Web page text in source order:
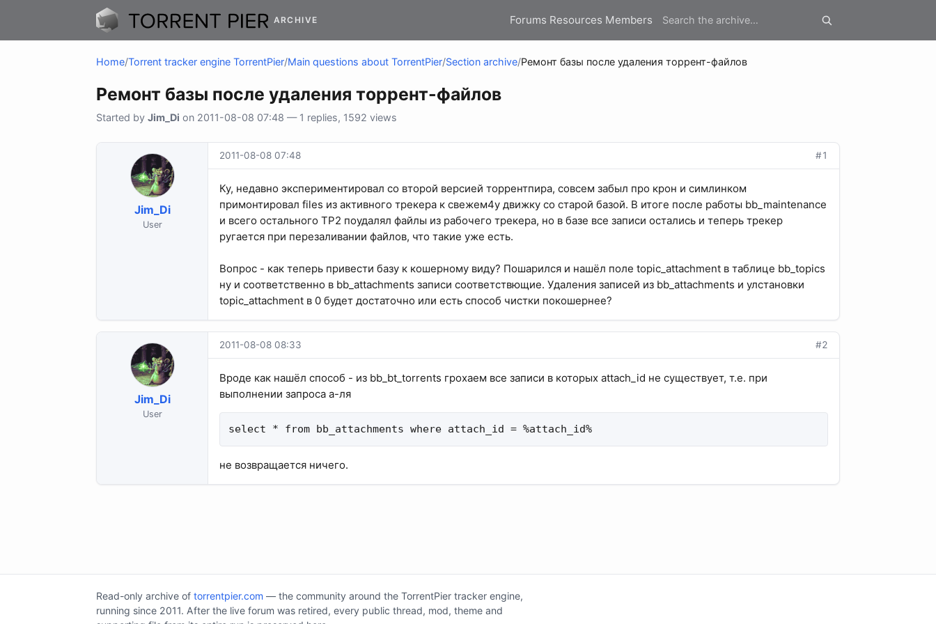
ARCHIVE Forums Resources Members
Home/Torrent tracker engine TorrentPier/Main questions about TorrentPier/Section archive/Ремонт базы после удаления торрент-файлов
Ремонт базы после удаления торрент-файлов
Started by Jim_Di on 2011-08-08 07:48 — 1 replies, 1592 views
Jim_Di
User
2011-08-08 07:48 #1
Ку, недавно экспериментировал со второй версией торрентпира, совсем забыл про крон и симлинком
примонтировал files из активного трекера к свежем4у движку со старой базой. В итоге после работы bb_maintenance
и всего остального TP2 поудалял файлы из рабочего трекера, но в базе все записи остались и теперь трекер
ругается при перезаливании файлов, что такие уже есть.
Вопрос - как теперь привести базу к кошерному виду? Пошарился и нашёл поле topic_attachment в таблице bb_topics
ну и соответственно в bb_attachments записи соответствющие. Удаления записей из bb_attachments и улстановки
topic_attachment в 0 будет достаточно или есть способ чистки покошернее?
Jim_Di
User
2011-08-08 08:33 #2
Вроде как нашёл способ - из bb_bt_torrents грохаем все записи в которых attach_id не существует, т.е. при
выполнении запроса а-ля
select * from bb_attachments where attach_id = %attach_id%
не возвращается ничего.
Read-only archive of torrentpier.com — the community around the TorrentPier tracker engine,
running since 2011. After the live forum was retired, every public thread, mod, theme and